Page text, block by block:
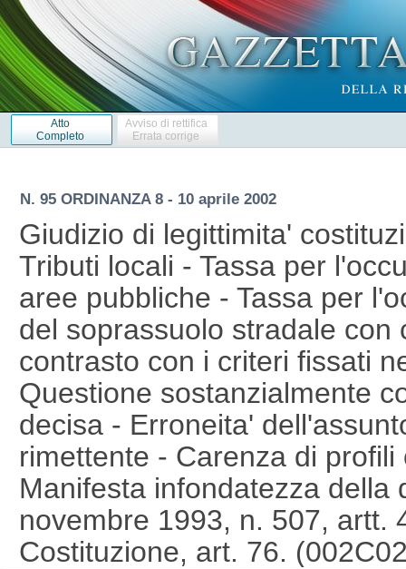
Atto
Completo
Avviso di rettifica
Errata corrige
N. 95 ORDINANZA 8 - 10 aprile 2002
Giudizio di legittimita'
Tributi locali - Tassa per
aree pubbliche - Tassa per
del soprassuolo stradale con
contrasto con i criteri fissati
Questione sostanzialmente
decisa - Erroneita'
rimettente - Carenza di
Manifesta infondatezza della
novembre 1993, n. 507, artt.
Costituzione, art. 76.